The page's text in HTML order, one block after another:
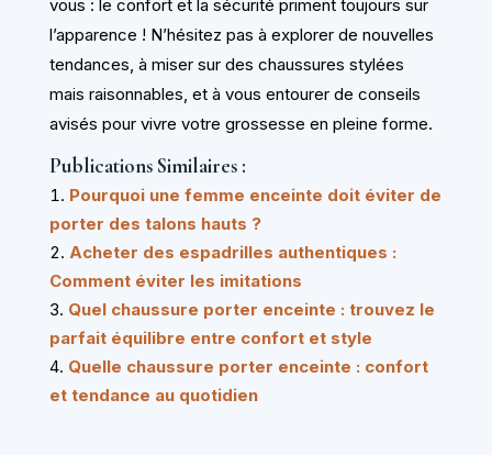
vous : le confort et la sécurité priment toujours sur
l’apparence ! N’hésitez pas à explorer de nouvelles
tendances, à miser sur des chaussures stylées
mais raisonnables, et à vous entourer de conseils
avisés pour vivre votre grossesse en pleine forme.
Publications Similaires :
Pourquoi une femme enceinte doit éviter de
porter des talons hauts ?
Acheter des espadrilles authentiques :
Comment éviter les imitations
Quel chaussure porter enceinte : trouvez le
parfait équilibre entre confort et style
Quelle chaussure porter enceinte : confort
et tendance au quotidien